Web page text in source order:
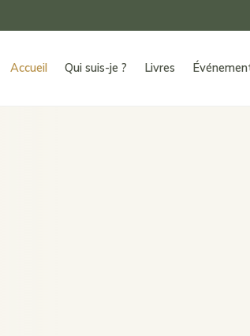
Accueil Qui suis-je ? Livres